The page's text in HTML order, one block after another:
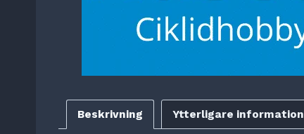
Beskrivning Ytterligare information